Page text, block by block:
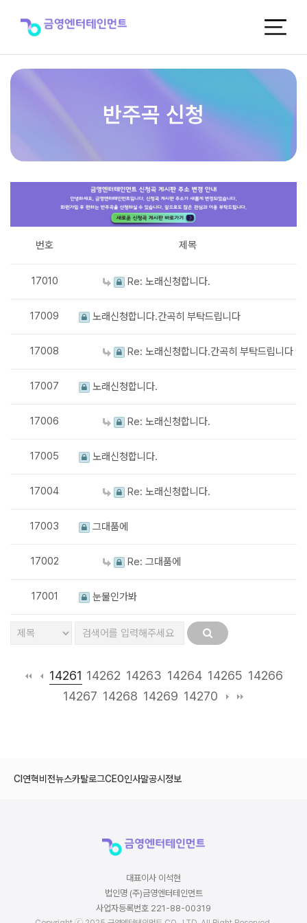
반주곡 신청
번호 제목
17010 Re: 노래신청합니다.
17009 노래신청합니다.간곡히 부탁드립니다
17008 Re: 노래신청합니다.간곡히 부탁드립니다
17007 노래신청합니다.
17006 Re: 노래신청합니다.
17005 노래신청합니다.
17004 Re: 노래신청합니다.
17003 그대품에
17002 Re: 그대품에
17001 눈물인가봐
14261 14262 14263 14264 14265 14266
14267 14268 14269 14270
CI 연혁비전뉴스카탈로그CEO인사말공시정보
대표이사 이석현
법인명 (주)금영엔터테인먼트
사업자등록번호 221-88-00319